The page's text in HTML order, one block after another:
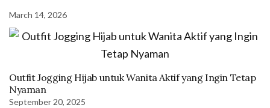
March 14, 2026
Outfit Jogging Hijab untuk Wanita Aktif yang Ingin Tetap
Nyaman
September 20, 2025